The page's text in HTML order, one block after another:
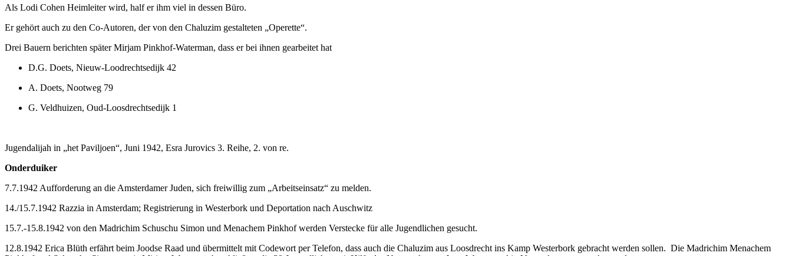
Als Lodi Cohen Heimleiter wird, half er ihm viel in dessen Büro.
Er gehört auch zu den Co-Autoren, der von den Chaluzim gestalteten „Operette“.
Drei Bauern berichten später Mirjam Pinkhof-Waterman, dass er bei ihnen gearbeitet hat
D.G. Doets, Nieuw-Loodrechtsedijk 42
A. Doets, Nootweg 79
G. Veldhuizen, Oud-Loosdrechtsedijk 1
Jugendalijah in „het Paviljoen“, Juni 1942, Esra Jurovics 3. Reihe, 2. von re.
Onderduiker
7.7.1942 Aufforderung an die Amsterdamer Juden, sich freiwillig zum „Arbeitseinsatz“ zu melden.
14./15.7.1942 Razzia in Amsterdam; Registrierung in Westerbork und Deportation nach Auschwitz
15.7.-15.8.1942 von den Madrichim Schuschu Simon und Menachem Pinkhof werden Verstecke für alle Jugendlichen gesucht.
12.8.1942 Erica Blüth erfährt beim Joodse Raad und übermittelt mit Codewort per Telefon, dass auch die Chaluzim aus Loosdrecht ins Kamp Westerbork gebracht werden sollen. Die Madrichim Menachem